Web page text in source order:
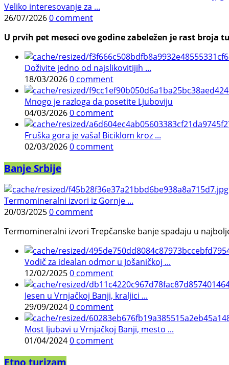
Veliko interesovanje za ...
26/07/20260 comment
U prvih pet meseci ove godine zabeležen je rast
Doživite jedno od najslikovitijih ...
18/03/20260 comment
Mnogo je razloga da posetite Ljuboviju
04/03/20260 comment
Fruška gora je vaša! Biciklom kroz ...
02/03/20260 comment
Banje Srbije
Termomineralni izvori iz Gornje ...
20/03/20250 comment
Termomineralni izvori Trepčanske banje spadaju u
Vodič za idealan odmor u Jošaničkoj ...
12/02/20250 comment
Jesen u Vrnjačkoj Banji, kraljici ...
29/09/20240 comment
Most ljubavi u Vrnjačkoj Banji, mesto ...
01/04/20240 comment
Etno turizam